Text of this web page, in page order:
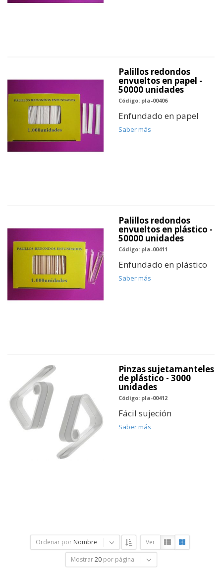
Palillos redondos
envueltos en papel -
50000 unidades
Código: pla-00406
Enfundado en papel
Saber más
Palillos redondos
envueltos en plástico -
50000 unidades
Código: pla-00411
Enfundado en plástico
Saber más
Pinzas sujetamanteles
de plástico - 3000
unidades
Código: pla-00412
Fácil sujeción
Saber más
Ordenar por Nombre Ver
Mostrar 20 por página